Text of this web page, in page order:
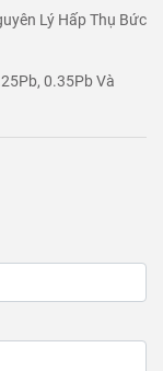
Lý Hấp Thụ Bức
0.35Pb Và